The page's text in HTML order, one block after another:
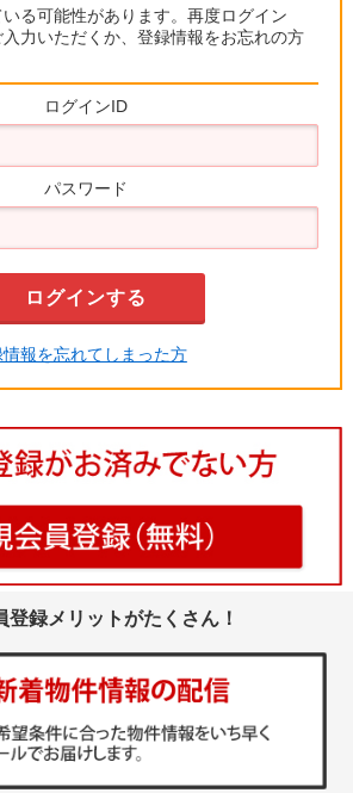
る可能性があります。再度ログイン
力いただくか、登録情報をお忘れの方
ログインID
パスワード
報を忘れてしまった方
登録メリットがたくさん！